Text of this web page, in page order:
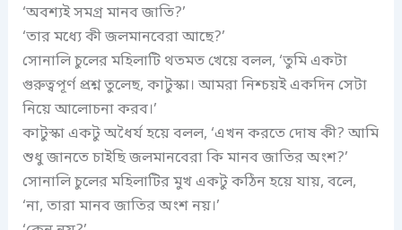
‘অবশ্যই সমগ্র মানব জাতি?’
‘তার মধ্যে কী জলমানবেরা আছে?’
সোনালি চুলের মহিলাটি থতমত খেয়ে বলল, ‘তুমি একটা
গুরুত্বপূর্ণ প্রশ্ন তুলেছ, কাটুস্কা। আমরা নিশ্চয়ই একদিন সেটা
নিয়ে আলোচনা করব।’
কাটুস্কা একটু অধৈর্য হয়ে বলল, ‘এখন করতে দোষ কী? আমি
শুধু জানতে চাইছি জলমানবেরা কি মানব জাতির অংশ?’
সোনালি চুলের মহিলাটির মুখ একটু কঠিন হয়ে যায়, বলে,
‘না, তারা মানব জাতির অংশ নয়।’